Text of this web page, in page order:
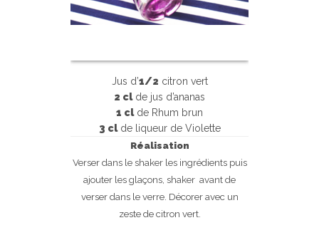
Jus d’1/2 citron vert
2 clde jus d’ananas
1 clde Rhum brun
3 clde liqueur de Violette
Réalisation
Verser dans le shaker les ingrédients puis
ajouter les glaçons, shaker avant de
verser dans le verre. Décorer avec un
zeste de citron vert.